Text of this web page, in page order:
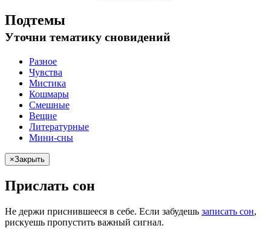
Подтемы
Уточни тематику сновидений
Разное
Чувства
Мистика
Кошмары
Смешные
Вещие
Литературные
Мини-сны
×Закрыть
Прислать сон
Не держи приснившееся в себе. Если забудешь записать сон,
рискуешь пропустить важный сигнал.